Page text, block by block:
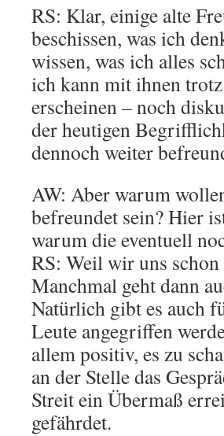
RS: Klar, einige alte
beschissen, was ich
wissen, was ich alles
ich kann mit ihnen
erscheinen – noch
der heutigen
dennoch weiter
AW: Aber warum
befreundet sein? Hier
warum die eventuell
RS: Weil wir uns
Manchmal geht dann
Natürlich gibt es auch
Leute angegriffen
allem positiv, es zu
an der Stelle das
Streit ein Übermaß
gefährdet.